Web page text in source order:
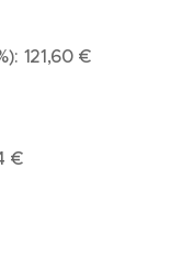
121,60 €
€